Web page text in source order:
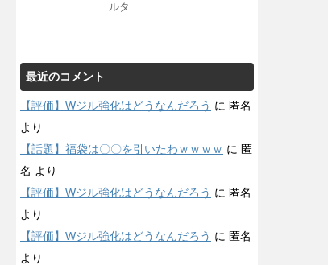
ルタ …
最近のコメント
【評価】Wジル強化はどうなんだろう に 匿名
より
【話題】福袋は〇〇を引いたわｗｗｗｗ に 匿
名 より
【評価】Wジル強化はどうなんだろう に 匿名
より
【評価】Wジル強化はどうなんだろう に 匿名
より